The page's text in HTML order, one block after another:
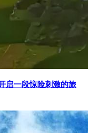
启一段惊险刺激的旅